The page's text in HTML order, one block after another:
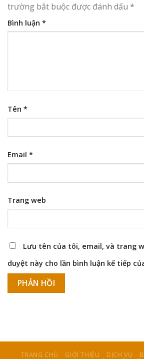
trường bắt buộc được đánh dấu *
Bình luận *
Tên *
Email *
Trang web
Lưu tên của tôi, email, và trang
duyệt này cho lần bình luận kế tiếp
TRANG CHỦ GIỚI THIỆU DỊCH VỤ